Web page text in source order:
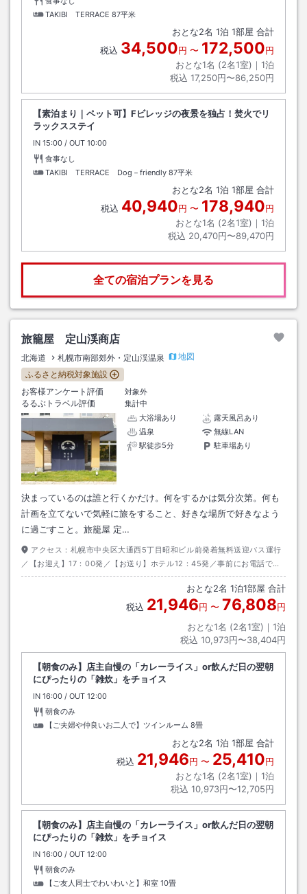
TAKIBI TERRACE 87平米
おとな2名 1泊 1部屋 合計
税込 34,500円 〜 172,500円
おとな1名 (2名1室)｜ 1泊
税込 17,250円〜86,250円
【素泊まり｜ペット可】Fビレッジの夜景を独占！焚火でリ
ラックスステイ
IN チェックイン
15:00 / OUT チェックアウト
10:00
食事なし
TAKIBI TERRACE Dog－friendly 87平米
おとな2名 1泊 1部屋 合計
税込 40,940円 〜 178,940円
おとな1名 (2名1室)｜ 1泊
税込 20,470円〜89,470円
全ての宿泊プランを見る
旅籠屋 定山渓商店
北海道 札幌市南部郊外・定山渓温泉
地図
ふるさと納税対象施設
お客様アンケート評価
対象外
るるぶトラベル評価
集計中
大浴場あり
露天風呂あり
温泉
無線LAN
駅徒歩5分
駐車場あり
決まっているのは誰と行くかだけ。何をするかは気分次第。何も
計画を立てないで気軽に旅をすること、好きな場所で好きなよう
に過ごすこと。旅籠屋 定…
アクセス： 札幌市中央区大通西5丁目昭和ビル前発着無料送迎バス運行
／【お迎え】17：00発／【お送り】ホテル12：45発／事前にお電話でご
予約をお願いいたします。お電話での受付をもってご予約確定とさせてい
ただきます。ご予約電話番号）011－598－2929おとな2名 1泊1部屋 合計
税込 21,946円 〜 76,808円
おとな1名 (2名1室)｜ 1泊
税込 10,973円〜38,404円
【朝食のみ】店主自慢の「カレーライス」or飲んだ日の翌朝
にぴったりの「雑炊」をチョイス
IN チェックイン
16:00 / OUT チェックアウト
12:00
朝食のみ
【ご夫婦や仲良いお二人で】ツインルーム 8畳
おとな2名 1泊 1部屋 合計
税込 21,946円 〜 25,410円
おとな1名 (2名1室)｜ 1泊
税込 10,973円〜12,705円
【朝食のみ】店主自慢の「カレーライス」or飲んだ日の翌朝
にぴったりの「雑炊」をチョイス
IN チェックイン
16:00 / OUT チェックアウト
12:00
朝食のみ
【ご友人同士でわいわいと】和室 10畳